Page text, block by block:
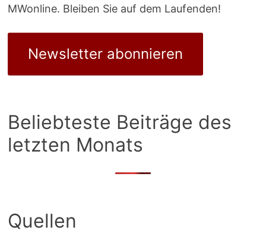
MWonline. Bleiben Sie auf dem Laufenden!
Newsletter abonnieren
Beliebteste Beiträge des
letzten Monats
Quellen